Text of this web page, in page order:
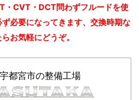
・CVT・DCT問わずフルードを使
必要になってきます、交換時期な
お気軽にどうぞ。
都宮市の整備工場